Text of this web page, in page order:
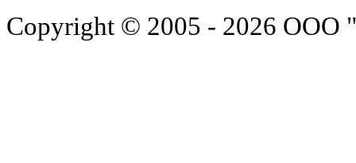
Copyright © 2005 - 2026 ООО